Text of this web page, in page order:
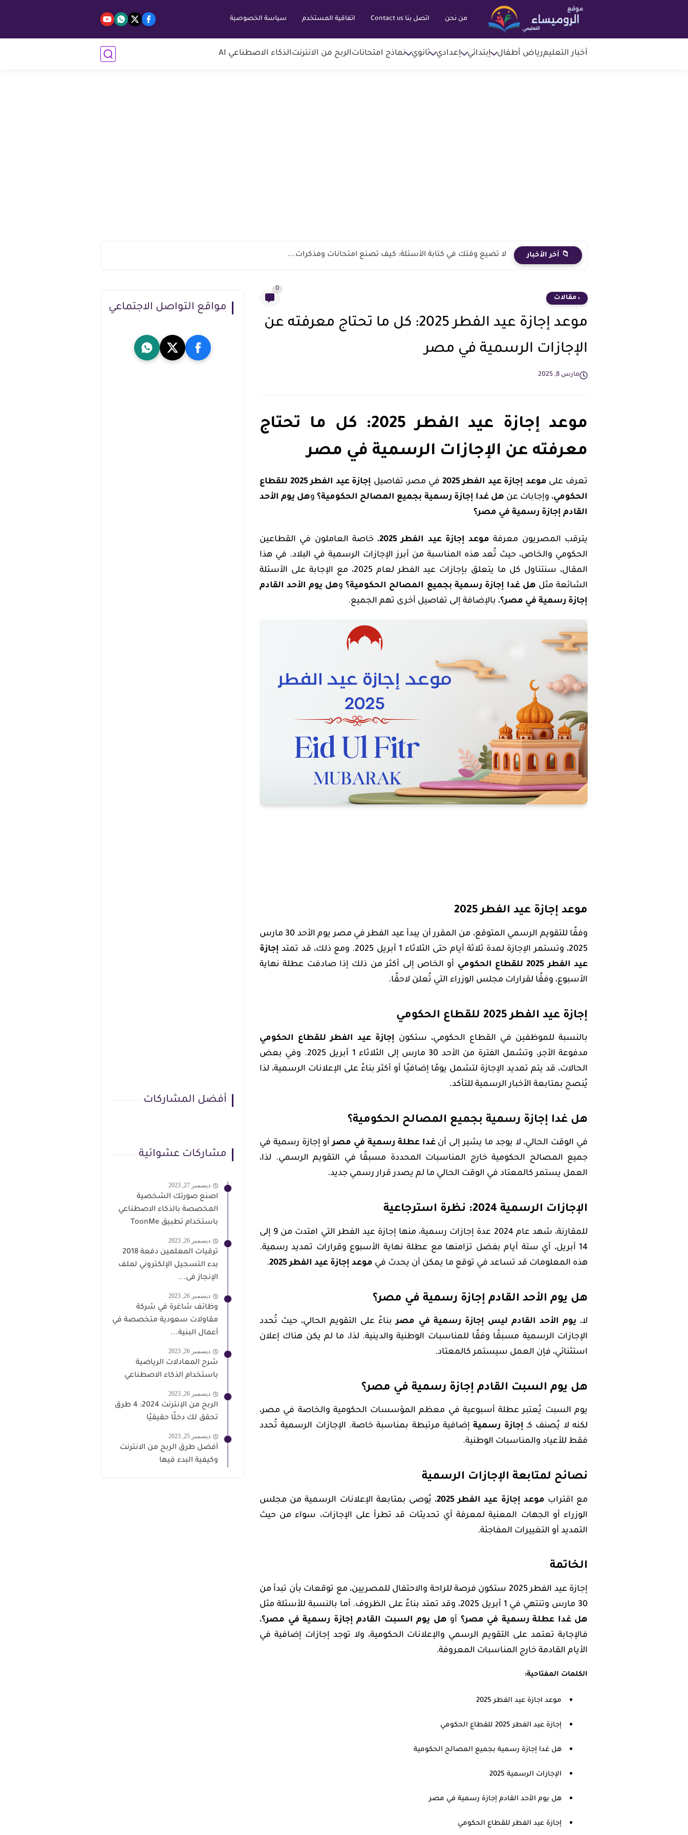
من نحن اتصل بنا Contact us اتفاقية المستخدم سياسة الخصوصية
أخبار التعليمرياض أطفال إبتدائي إعدادي ثانوي نماذج امتحاناتالربح من الانترنتالذكاء الاصطناعي AI
📁 آخر الأخبار لا تضيع وقتك في كتابة الأسئلة: كيف تصنع امتحانات ومذكرات...
، مقالات
0
موعد إجازة عيد الفطر 2025: كل ما تحتاج معرفته عن
الإجازات الرسمية في مصر
مارس 8, 2025
موعد إجازة عيد الفطر 2025: كل ما تحتاج
معرفته عن الإجازات الرسمية في مصر
تعرف على موعد إجازة عيد الفطر 2025 في مصر، تفاصيل
إجازة عيد الفطر 2025 للقطاع
الحكومي، وإجابات عن هل غدا إجازة رسمية بجميع المصالح الحكومية؟وهل يوم الأحد
القادم إجازة رسمية في مصر؟
يترقب المصريون معرفة موعد إجازة عيد الفطر 2025
، خاصة العاملون في القطاعين
الحكومي والخاص، حيث تُعد هذه المناسبة من أبرز الإجازات الرسمية في البلاد. في هذا
المقال، سنتناول كل ما يتعلق بإجازات عيد الفطر لعام 2025، مع الإجابة على الأسئلة
الشائعة مثل هل غدا إجازة رسمية بجميع المصالح الحكومية؟وهل يوم الأحد القادم
إجازة رسمية في مصر؟، بالإضافة إلى تفاصيل أخرى تهم الجميع.
موعد إجازة عيد الفطر 2025
وفقًا للتقويم الرسمي المتوقع، من المقرر أن يبدأ عيد الفطر في مصر يوم الأحد 30 مارس
2025، وتستمر الإجازة لمدة ثلاثة أيام حتى الثلاثاء 1 أبريل 2025. ومع ذلك، قد تمتد
إجازة
عيد الفطر 2025 للقطاع الحكومي
أو الخاص إلى أكثر من ذلك إذا صادفت عطلة نهاية
الأسبوع، وفقًا لقرارات مجلس الوزراء التي تُعلن لاحقًا.
إجازة عيد الفطر 2025 للقطاع الحكومي
بالنسبة للموظفين في القطاع الحكومي، ستكون
إجازة عيد الفطر للقطاع الحكومي
مدفوعة الأجر، وتشمل الفترة من الأحد 30 مارس إلى الثلاثاء 1 أبريل 2025. وفي بعض
الحالات، قد يتم تمديد الإجازة لتشمل يومًا إضافيًا أو أكثر بناءً على الإعلانات الرسمية، لذا
يُنصح بمتابعة الأخبار الرسمية للتأكد.
هل غدا إجازة رسمية بجميع المصالح الحكومية؟
في الوقت الحالي، لا يوجد ما يشير إلى أنغدا عطلة رسمية في مصرأو إجازة رسمية في
جميع المصالح الحكومية خارج المناسبات المحددة مسبقًا في التقويم الرسمي. لذا،
العمل يستمر كالمعتاد في الوقت الحالي ما لم يصدر قرار رسمي جديد.
الإجازات الرسمية 2024: نظرة استرجاعية
للمقارنة، شهد عام 2024 عدة إجازات رسمية، منها إجازة عيد الفطر التي امتدت من 9 إلى
14 أبريل، أي ستة أيام بفضل تزامنها مع عطلة نهاية الأسبوع وقرارات تمديد رسمية.
هذه المعلومات قد تساعد في توقع ما يمكن أن يحدث في موعد إجازة عيد الفطر 2025 .
هل يوم الأحد القادم إجازة رسمية في مصر؟
لا، يوم الأحد القادم ليس إجازة رسمية في مصربناءً على التقويم الحالي، حيث تُحدد
الإجازات الرسمية مسبقًا وفقًا للمناسبات الوطنية والدينية. لذا، ما لم يكن هناك إعلان
استثنائي، فإن العمل سيستمر كالمعتاد.
هل يوم السبت القادم إجازة رسمية في مصر؟
يوم السبت يُعتبر عطلة أسبوعية في معظم المؤسسات الحكومية والخاصة في مصر،
لكنه لا يُصنف كـ إجازة رسميةإضافية مرتبطة بمناسبة خاصة. الإجازات الرسمية تُحدد
فقط للأعياد والمناسبات الوطنية.
نصائح لمتابعة الإجازات الرسمية
مع اقتراب موعد إجازة عيد الفطر 2025
، يُوصى بمتابعة الإعلانات الرسمية من مجلس
الوزراء أو الجهات المعنية لمعرفة أي تحديثات قد تطرأ على الإجازات، سواء من حيث
التمديد أو التغييرات المفاجئة.
الخاتمة
إجازة عيد الفطر 2025 ستكون فرصة للراحة والاحتفال للمصريين، مع توقعات بأن تبدأ من
30 مارس وتنتهي في 1 أبريل 2025، وقد تمتد بناءً على الظروف. أما بالنسبة للأسئلة مثل
هل غدا عطلة رسمية في مصر؟ أو هل يوم السبت القادم إجازة رسمية في مصر؟،
فالإجابة تعتمد على التقويم الرسمي والإعلانات الحكومية، ولا توجد إجازات إضافية في
الأيام القادمة خارج المناسبات المعروفة.
الكلمات المفتاحية:
موعد اجازة عيد الفطر 2025
إجازة عيد الفطر 2025 للقطاع الحكومي
هل غدا إجازة رسمية بجميع المصالح الحكومية
الإجازات الرسمية 2025
هل يوم الأحد القادم إجازة رسمية في مصر
إجازة عيد الفطر للقطاع الحكومي
مواقع التواصل الاجتماعي
أفضل المشاركات
مشاركات عشوائية
ديسمبر 27, 2023
اصنع صورتك الشخصية
المخصصة بالذكاء الاصطناعي
باستخدام تطبيق ToonMe
ديسمبر 26, 2023
ترقيات المعلمين دفعة 2018
بدء التسجيل الإلكتروني لملف
الإنجاز فى...
ديسمبر 26, 2023
وظائف شاغرة في شركة
مقاولات سعودية متخصصة في
أعمال البنية...
ديسمبر 26, 2023
شرح المعادلات الرياضية
باستخدام الذكاء الاصطناعي
ديسمبر 26, 2023
الربح من الإنترنت 2024: 4 طرق
تحقق لك دخلًا حقيقيًا
ديسمبر 25, 2023
أفضل طرق الربح من الانترنت
وكيفية البدء فيها